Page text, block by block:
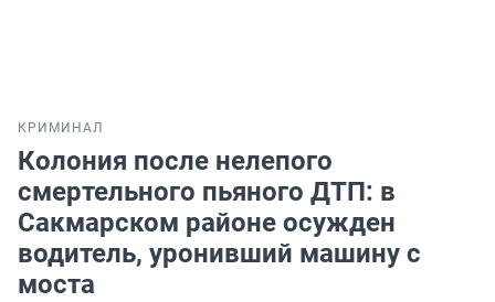
КРИМИНАЛ
Колония после нелепого
смертельного пьяного ДТП: в
Сакмарском районе осужден
водитель, уронивший машину с
моста